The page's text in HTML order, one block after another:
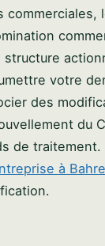
commerciales,
structure
votre
des
du
de traitement.
à